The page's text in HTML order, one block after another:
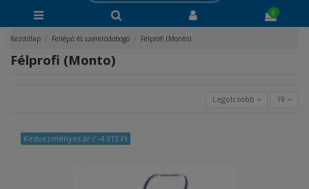
0
Kezdőlap Fellépő és szerelődobogó Félprofi (Monto)
Félprofi (Monto)
Legolcsóbb 19
Kedvezményes ár/ -4 313 Ft